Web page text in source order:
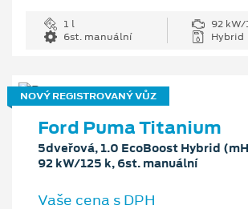
1 l
92 kW/
6st. manuální
Hybrid
NOVÝ REGISTROVANÝ VŮZ
Ford Puma Titanium
5dveřová, 1.0 EcoBoost Hybrid
92 kW/125 k, 6st. manuální
Vaše cena s DPH